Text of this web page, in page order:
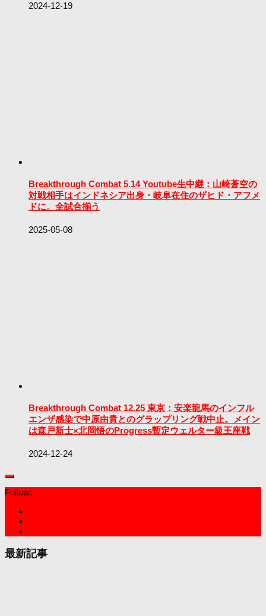
2024-12-19
Breakthrough Combat 5.14 Youtube生中継：山崎蒼空の
対戦相手はインドネシア出身・岐阜在住のザヒド・アフメ
ドに。全試合揃う
2025-05-08
Breakthrough Combat 12.25 東京：安楽龍馬のインフル
エンザ感染で中原由貴とのグラップリング戦中止。メイン
は森戸新士×北岡悟のProgress暫定ウェルター級王座戦
2024-12-24
Follow:
最新記事